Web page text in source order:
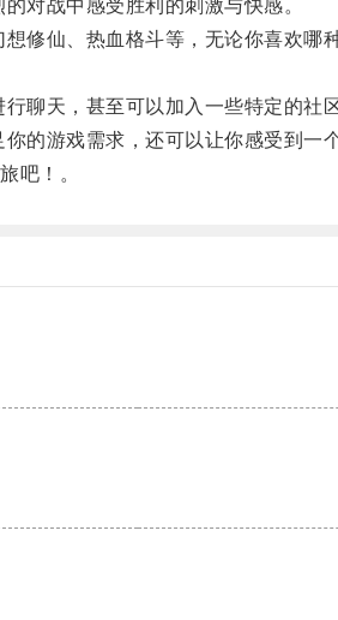
对战中感受胜利的刺激与快感。
仙、热血格斗等，无论你喜欢哪
天，甚至可以加入一些特定的社
游戏需求，还可以让你感受到一个
吧！。